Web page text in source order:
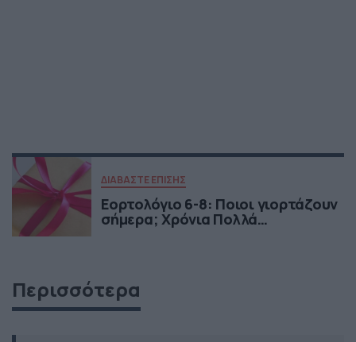
ΔΙΑΒΑΣΤΕ ΕΠΙΣΗΣ
Εορτολόγιο 6-8: Ποιοι γιορτάζουν
σήμερα; Χρόνια Πολλά…
Περισσότερα